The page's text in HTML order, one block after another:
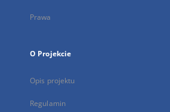
Prawa
O Projekcie
Opis projektu
Regulamin